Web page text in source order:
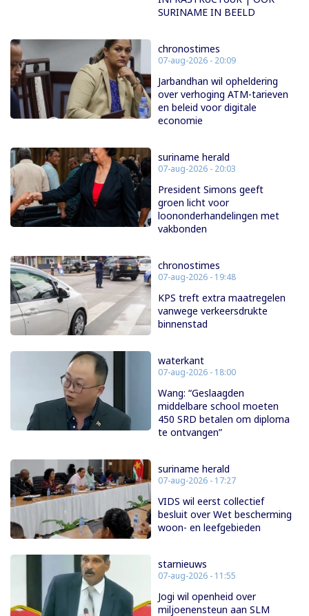
SURINAME IN BEELD
chronostimes
07-aug-2026 - 20:09
Jarbandhan wil opheldering
over verhoging ATM-tarieven
en beleid voor digitale
economie
suriname herald
07-aug-2026 - 20:03
President Simons geeft
groen licht voor
loononderhandelingen met
vakbonden
chronostimes
07-aug-2026 - 19:48
KPS treft extra maatregelen
vanwege verkeersdrukte
binnenstad
waterkant
07-aug-2026 - 18:00
Wang: “Geslaagden
middelbare school moeten
450 SRD betalen om diploma
te ontvangen”
suriname herald
07-aug-2026 - 17:27
VIDS wil eerst collectief
besluit over Wet bescherming
woon- en leefgebieden
starnieuws
07-aug-2026 - 11:55
Jogi wil openheid over
miljoenensteun aan SLM